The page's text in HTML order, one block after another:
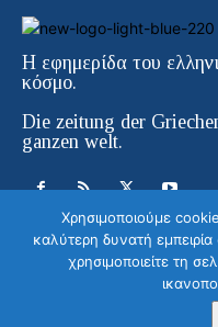
Η εφημερίδα του
κόσμο.
Die zeitung der
ganzen welt.
© ELLINIKI
Griechen in
Χρησιμοποιούμε
καλύτερη δυνατή
χρησιμοποιείτε τη
Στείλετε